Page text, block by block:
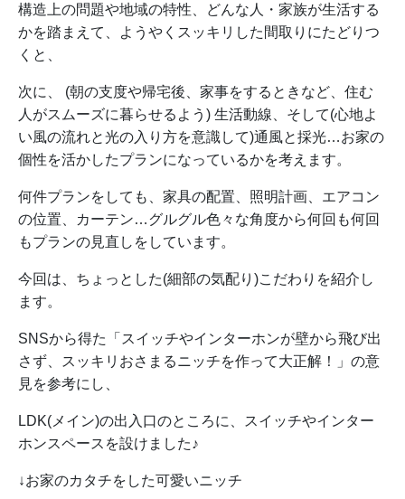
構造上の問題や地域の特性、どんな人・家族が生活する
かを踏まえて、ようやくスッキリした間取りにたどりつ
くと、
次に、 (朝の支度や帰宅後、家事をするときなど、住む
人がスムーズに暮らせるよう) 生活動線、そして(心地よ
い風の流れと光の入り方を意識して)通風と採光…お家の
個性を活かしたプランになっているかを考えます。
何件プランをしても、家具の配置、照明計画、エアコン
の位置、カーテン…グルグル色々な角度から何回も何回
もプランの見直しをしています。
今回は、ちょっとした(細部の気配り)こだわりを紹介し
ます。
SNSから得た「スイッチやインターホンが壁から飛び出
さず、スッキリおさまるニッチを作って大正解！」の意
見を参考にし、
LDK(メイン)の出入口のところに、スイッチやインター
ホンスペースを設けました♪
↓お家のカタチをした可愛いニッチ